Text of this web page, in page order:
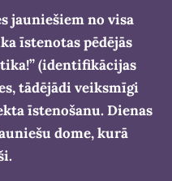
jauniešiem no visa
īstenotas pēdējās
(identifikācijas
tādējādi veiksmīgi
īstenošanu. Dienas
dome, kurā